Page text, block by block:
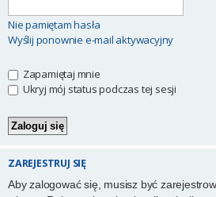
Nie pamiętam hasła
Wyślij ponownie e-mail aktywacyjny
Zapamiętaj mnie
Ukryj mój status podczas tej sesji
ZAREJESTRUJ SIĘ
Aby zalogować się, musisz być